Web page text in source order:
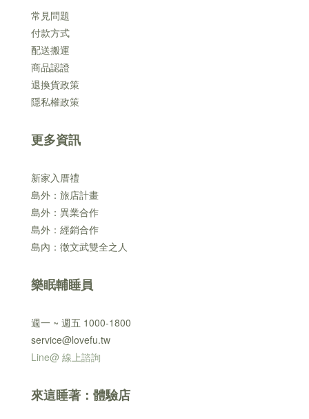
常見問題
付款方式
配送搬運
商品認證
退換貨政策
隱私權政策
更多資訊
新家入厝禮
島外：旅店計畫
島外：異業合作
島外：經銷合作
島內：徵文武雙全之人
樂眠輔睡員
週一 ~ 週五 1000-1800
service@lovefu.tw
Line@ 線上諮詢
來這睡著：體驗店